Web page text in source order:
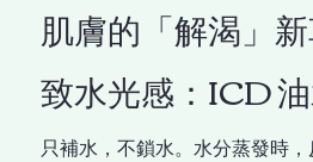
肌膚的「解渴」
致水光感：ICD
只補水，不鎖水。水分蒸發時